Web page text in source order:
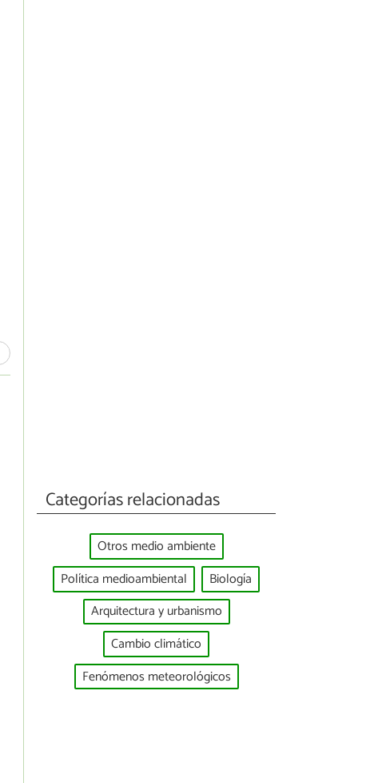
Categorías relacionadas
Otros medio ambiente
Política medioambiental
Biología
Arquitectura y urbanismo
Cambio climático
Fenómenos meteorológicos